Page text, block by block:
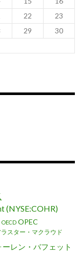
22
23
29
30
(NYSE:COHR)
OECD OPEC
ラスター・マクラウド
ーレン・バフェット